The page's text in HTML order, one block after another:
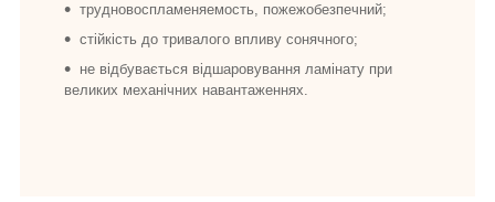
трудновоспламеняемость, пожежобезпечний;
стійкість до тривалого впливу сонячного;
не відбувається відшаровування ламінату при
великих механічних навантаженнях.